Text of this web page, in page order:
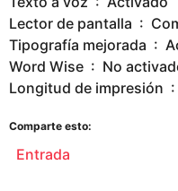
Lector de
Word Wise ‏ : ‎ No
Comparte esto:
Entrada